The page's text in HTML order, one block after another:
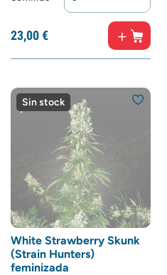
23,00€
Sin stock
White Strawberry Skunk
(Strain Hunters)
feminizada